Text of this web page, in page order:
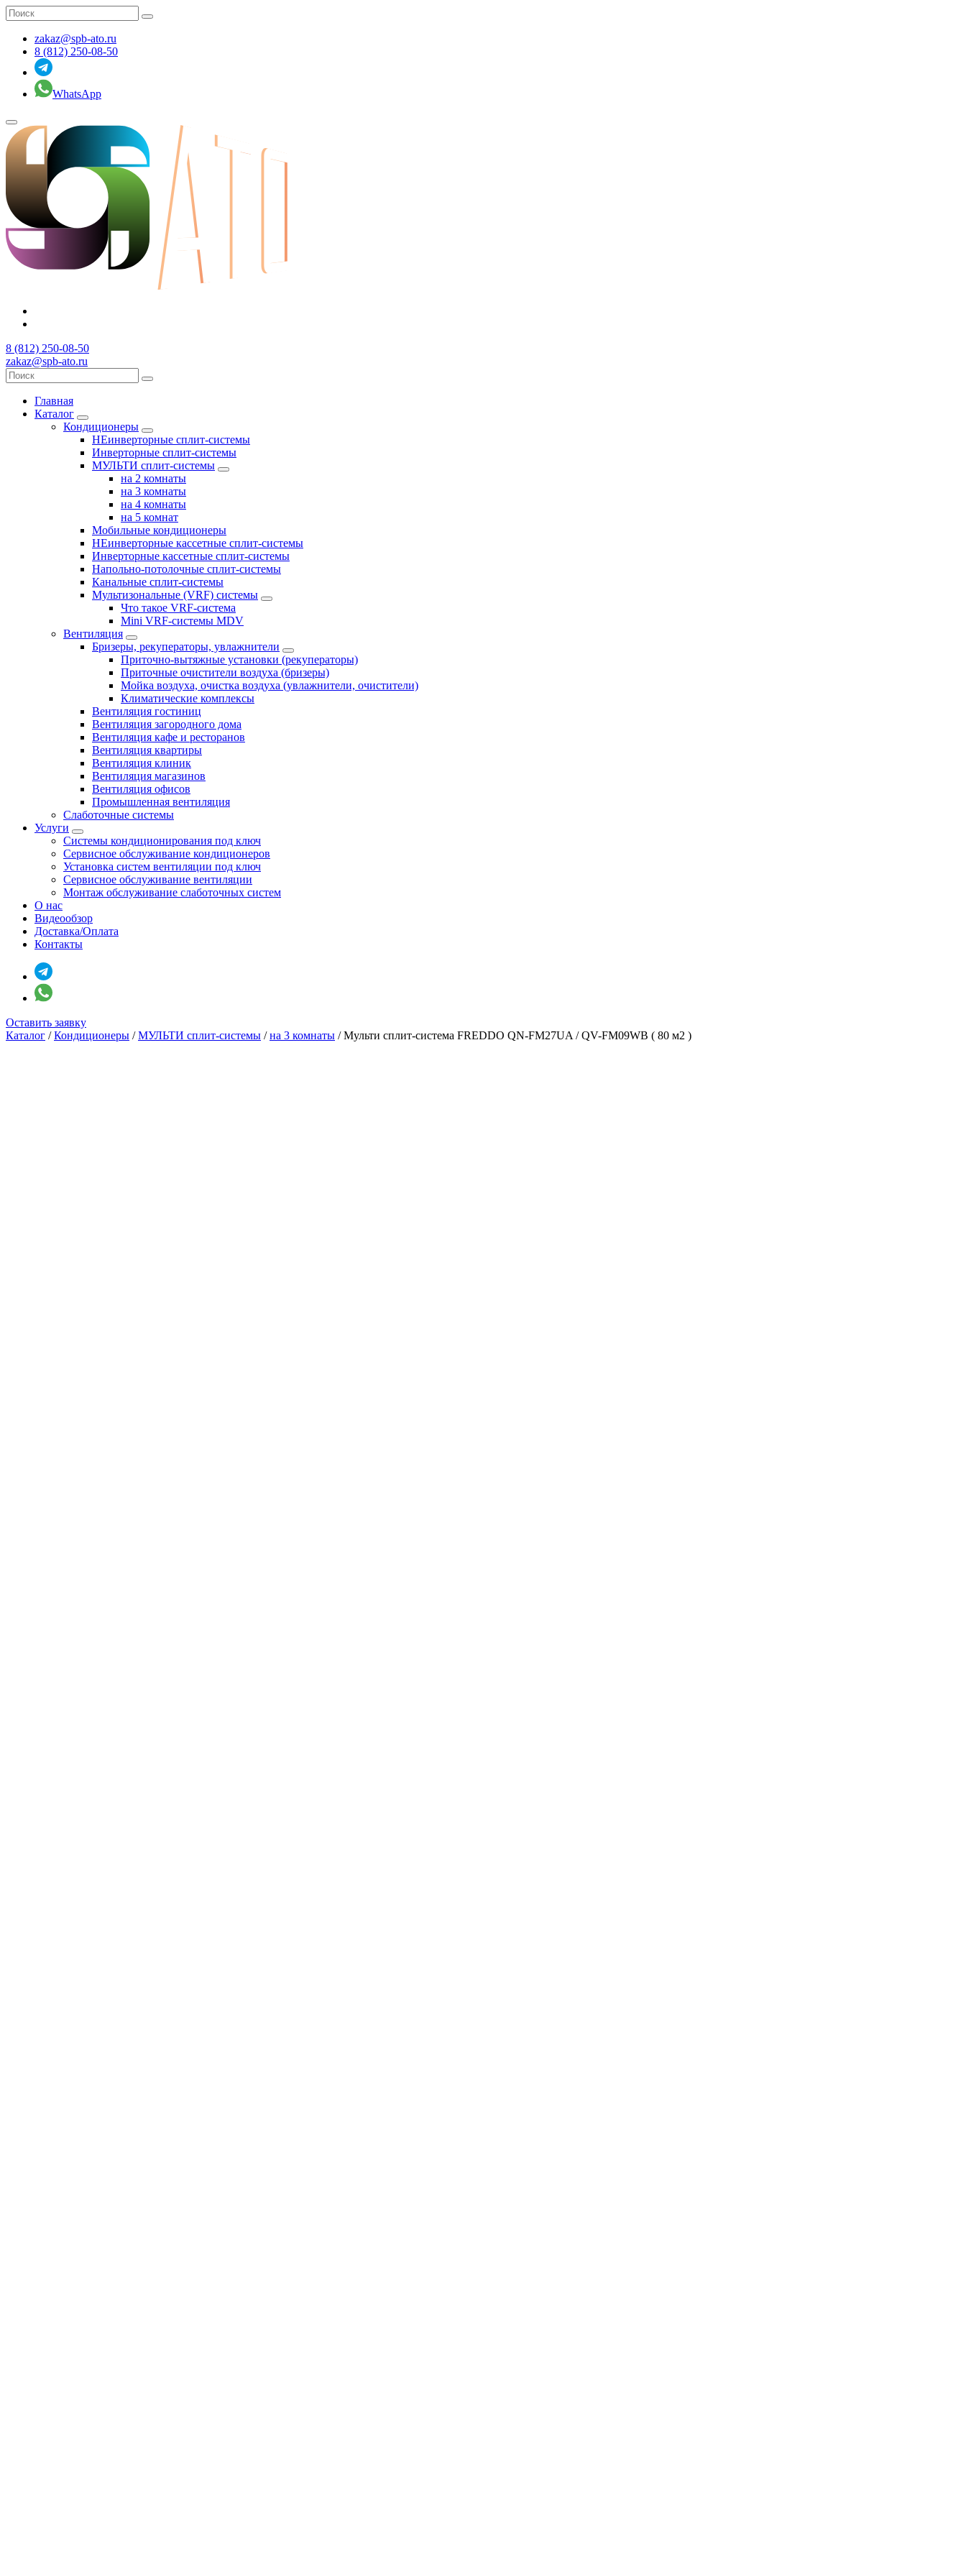
zakaz@spb-ato.ru
8 (812) 250-08-50
WhatsApp
8 (812) 250-08-50
zakaz@spb-ato.ru
Главная
Каталог
Кондиционеры
НЕинверторные сплит-системы
Инверторные сплит-системы
МУЛЬТИ сплит-системы
на 2 комнаты
на 3 комнаты
на 4 комнаты
на 5 комнат
Мобильные кондиционеры
НЕинверторные кассетные сплит-системы
Инверторные кассетные сплит-системы
Напольно-потолочные сплит-системы
Канальные сплит-системы
Мультизональные (VRF) системы
Что такое VRF-система
Mini VRF-системы MDV
Вентиляция
Бризеры, рекуператоры, увлажнители
Приточно-вытяжные установки (рекуператоры)
Приточные очистители воздуха (бризеры)
Мойка воздуха, очистка воздуха (увлажнители, очистители)
Климатические комплексы
Вентиляция гостиниц
Вентиляция загородного дома
Вентиляция кафе и ресторанов
Вентиляция квартиры
Вентиляция клиник
Вентиляция магазинов
Вентиляция офисов
Промышленная вентиляция
Слаботочные системы
Услуги
Системы кондиционирования под ключ
Сервисное обслуживание кондиционеров
Установка систем вентиляции под ключ
Сервисное обслуживание вентиляции
Монтаж обслуживание слаботочных систем
О нас
Видеообзор
Доставка/Оплата
Контакты
Оставить заявку
Каталог /Кондиционеры /МУЛЬТИ сплит-системы /на 3 комнаты /Мульти сплит-система FREDDO QN-FM27UA / QV-FM09WB ( 80 м2 )